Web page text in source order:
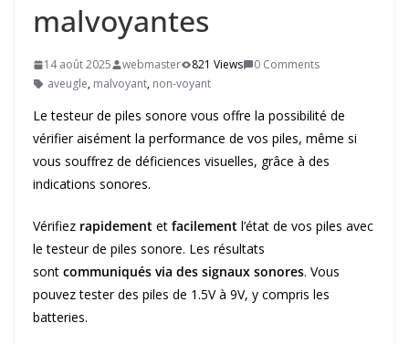
malvoyantes
14 août 2025 webmaster 821 Views
0 Comments
aveugle, malvoyant, non-voyant
Le testeur de piles sonore vous offre la possibilité de
vérifier aisément la performance de vos piles, même si
vous souffrez de déficiences visuelles, grâce à des
indications sonores.
Vérifiez rapidement et facilement l’état de vos piles avec
le testeur de piles sonore. Les résultats
sont communiqués via des signaux sonores. Vous
pouvez tester des piles de 1.5V à 9V, y compris les
batteries.